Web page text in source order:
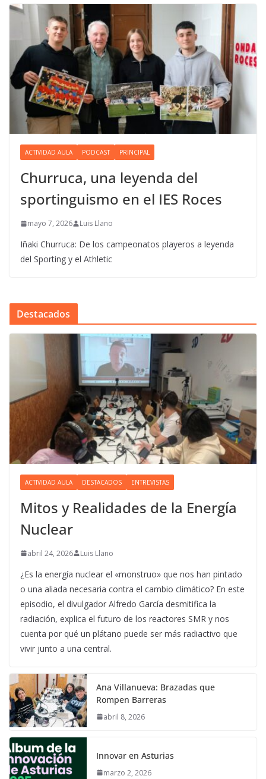
ACTIVIDAD AULA PODCAST PRINCIPAL
Churruca, una leyenda del
sportinguismo en el IES Roces
mayo 7, 2026 Luis Llano
Iñaki Churruca: De los campeonatos playeros a leyenda
del Sporting y el Athletic
Destacados
ACTIVIDAD AULA DESTACADOS ENTREVISTAS
Mitos y Realidades de la Energía
Nuclear
abril 24, 2026 Luis Llano
¿Es la energía nuclear el «monstruo» que nos han pintado
o una aliada necesaria contra el cambio climático? En este
episodio, el divulgador Alfredo García desmitifica la
radiación, explica el futuro de los reactores SMR y nos
cuenta por qué un plátano puede ser más radiactivo que
vivir junto a una central.
Ana Villanueva: Brazadas que
Rompen Barreras
abril 8, 2026
Innovar en Asturias
marzo 2, 2026